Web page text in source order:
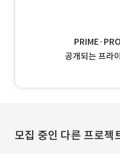
공개되는 프라
모집 중인 다른 프로젝